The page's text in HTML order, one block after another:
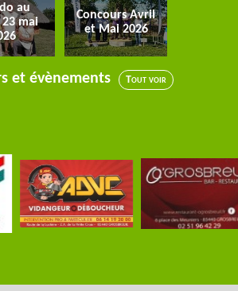
et évènements Tout voir
au
23 mai
Concours Avril
et Mai 2026